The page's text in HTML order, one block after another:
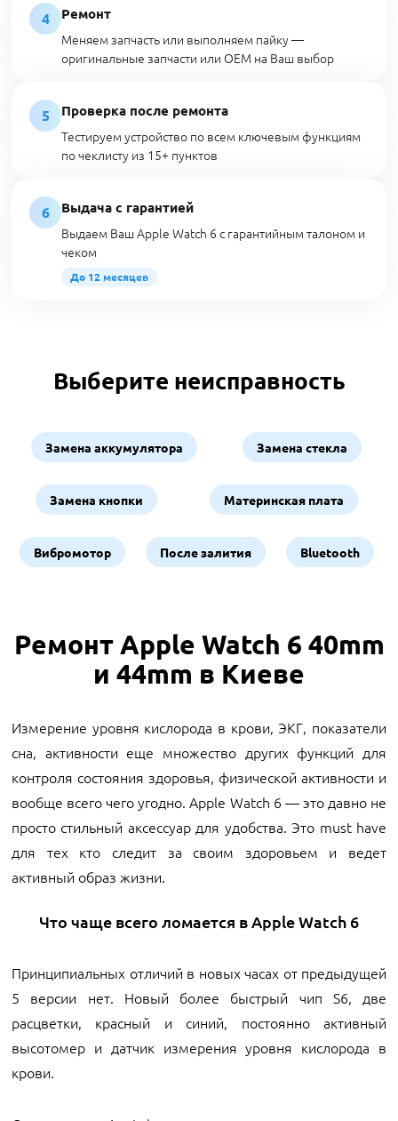
4
Ремонт
Меняем запчасть или выполняем пайку —
оригинальные запчасти или OEM на Ваш выбор
5
Проверка после ремонта
Тестируем устройство по всем ключевым функциям
по чеклисту из 15+ пунктов
6
Выдача с гарантией
Выдаем Ваш Apple Watch 6 с гарантийным талоном и
чеком
До 12 месяцев
Выберите неисправность
Замена аккумулятора Замена стекла
Замена кнопки Материнская плата
Вибромотор После залития Bluetooth
Ремонт Apple Watch 6 40mm
и 44mm в Киеве
Измерение уровня кислорода в крови, ЭКГ, показатели
сна, активности еще множество других функций для
контроля состояния здоровья, физической активности и
вообще всего чего угодно. Apple Watch 6 — это давно не
просто стильный аксессуар для удобства. Это must have
для тех кто следит за своим здоровьем и ведет
активный образ жизни.
Что чаще всего ломается в Apple Watch 6
Принципиальных отличий в новых часах от предыдущей
5 версии нет. Новый более быстрый чип S6, две
расцветки, красный и синий, постоянно активный
высотомер и датчик измерения уровня кислорода в
крови.